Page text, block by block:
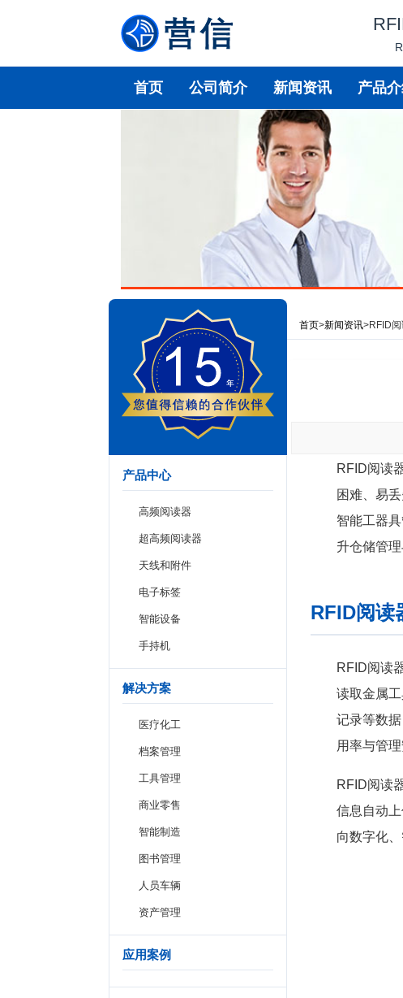
首页 公司简介 新闻资讯 产品
产品中心
高频阅读器
超高频阅读器
天线和附件
电子标签
智能设备
手持机
解决方案
医疗化工
档案管理
工具管理
商业零售
智能制造
图书管理
人员车辆
资产管理
应用案例
首页>新闻资讯>RFID
RFID阅读
困难、易
智能工器
升仓储管理
RFID阅读
RFID阅读
读取金属
记录等数
用率与管理
RFID阅读
信息自动
向数字化、